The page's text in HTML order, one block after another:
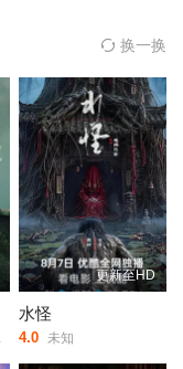
饰）三个男人拜倒在
又对卡梅舍夫表达了
本没有看起来的那样
尔涅耶夫的情妇。
换一换
更新至HD
水怪
4.0 未知